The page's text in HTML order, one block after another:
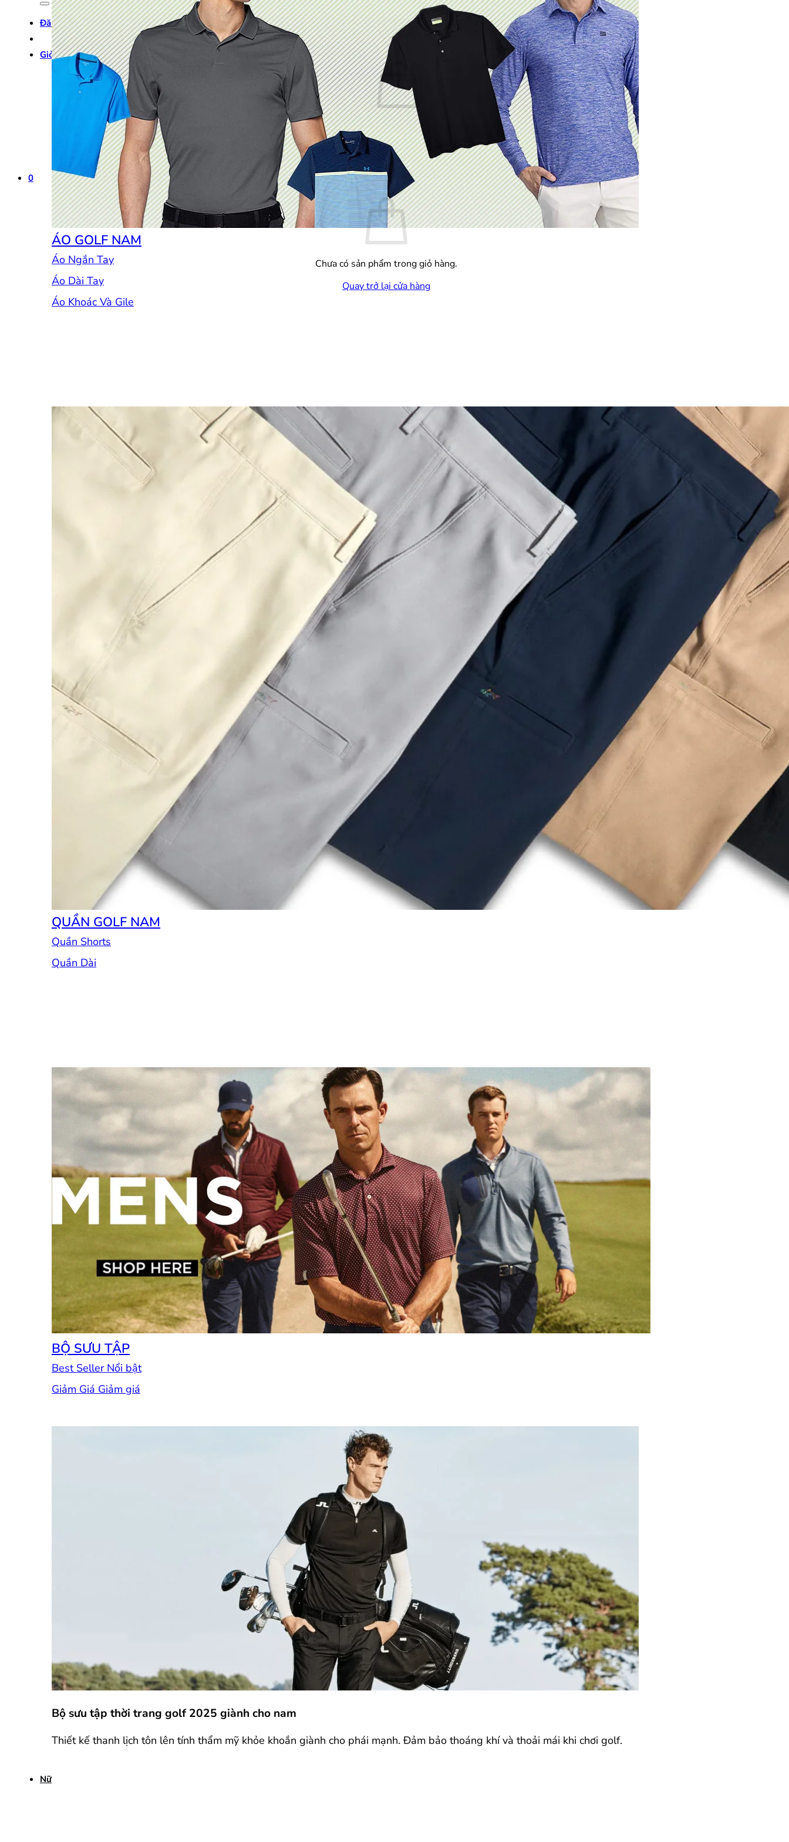
Đăng nhập
Giỏ hàng /0₫ 0
Chưa có sản phẩm trong giỏ hàng.
Quay trở lại cửa hàng
0
Giỏ hàng
Chưa có sản phẩm trong giỏ hàng.
Quay trở lại cửa hàng
ÁO GOLF NAM
Áo Ngắn Tay
Áo Dài Tay
Áo Khoác Và Gile
QUẦN GOLF NAM
Quần Shorts
Quần Dài
BỘ SƯU TẬP
Best Seller
Giảm Giá
Bộ sưu tập thời trang golf 2025 giành cho nam
Thiết kế thanh lịch tôn lên tính thẩm mỹ khỏe khoắn giành cho phái mạnh. Đảm bảo thoáng khí và thoải mái khi chơi golf.
Nữ